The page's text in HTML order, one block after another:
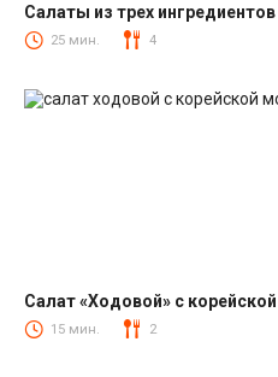
Салаты
Салаты из трех
25 мин. 4
Салаты с корейской морковкой
Салат «Ходовой» с
15 мин. 2